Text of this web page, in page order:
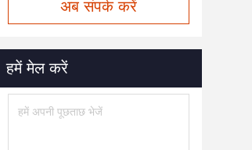
अब संपर्क करें
हमें मेल करें